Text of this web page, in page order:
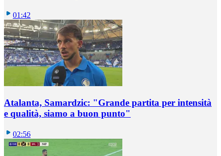
01:42
Atalanta, Samardzic: "Grande partita per intensità
e qualità, siamo a buon punto"
02:56